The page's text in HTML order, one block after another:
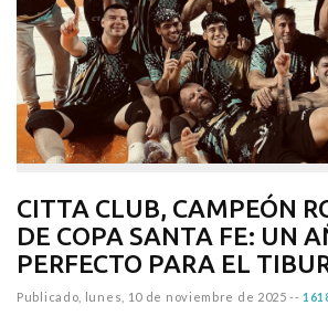
CITTA CLUB, CAMPEÓN
DE COPA SANTA FE: UN
PERFECTO PARA EL
Publicado, lunes, 10 de noviembre de 2025 --